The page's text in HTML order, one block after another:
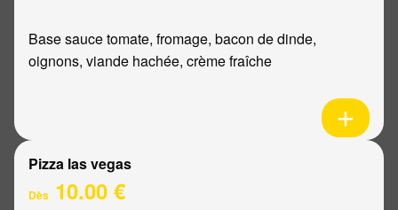
Base sauce tomate, fromage, bacon de dinde,
oignons, viande hachée, crème fraîche
Pizza las vegas
Dès 10.00 €